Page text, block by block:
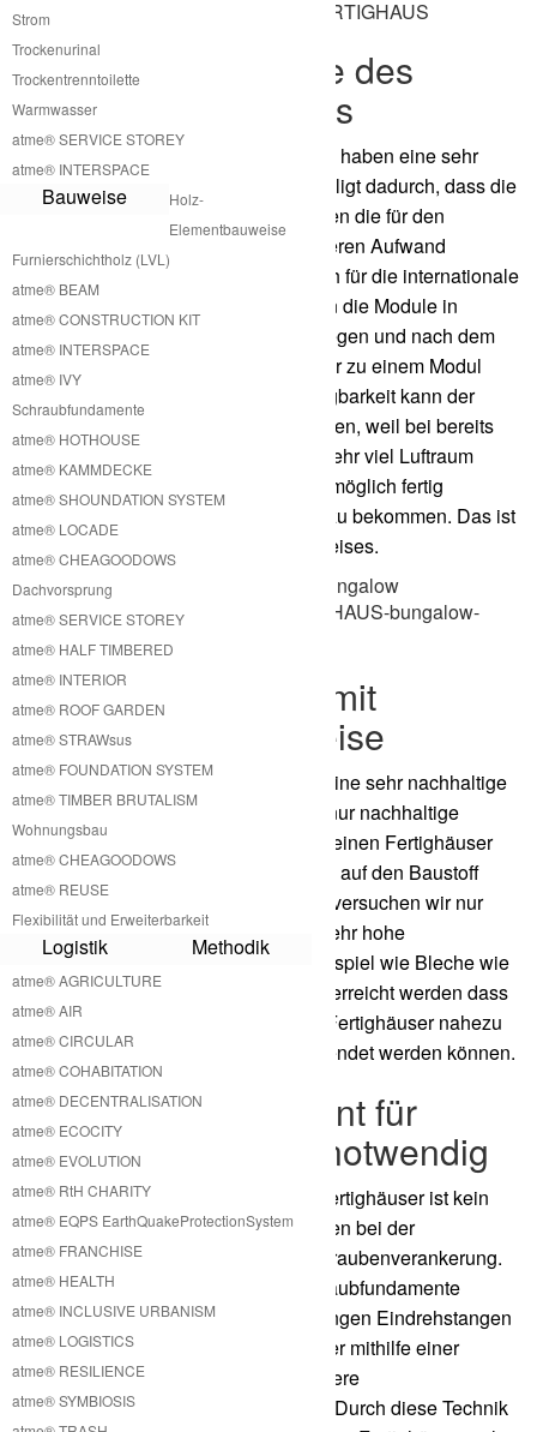
Strom
Trockenurinal
Trockentrenntoilette
Warmwasser
atme® SERVICE STOREY
atme® INTERSPACE
Bauweise
Holz-
Elementbauweise
Furnierschichtholz (LVL)
atme® BEAM
atme® CONSTRUCTION KIT
atme® INTERSPACE
atme® IVY
Schraubfundamente
atme® HOTHOUSE
atme® KAMMDECKE
atme® SHOUNDATION SYSTEM
atme® LOCADE
atme® CHEAGOODOWS
Dachvorsprung
atme® SERVICE STOREY
atme® HALF TIMBERED
atme® INTERIOR
atme® ROOF GARDEN
atme® STRAWsus
atme® FOUNDATION SYSTEM
atme® TIMBER BRUTALISM
Wohnungsbau
atme® CHEAGOODOWS
atme® REUSE
Flexibilität und Erweiterbarkeit
Logistik Methodik
atme® AGRICULTURE
atme® AIR
atme® CIRCULAR
atme® COHABITATION
atme® DECENTRALISATION
atme® ECOCITY
atme® EVOLUTION
atme® RtH CHARITY
atme® EQPS EarthQuakeProtectionSystem
atme® FRANCHISE
atme® HEALTH
atme® INCLUSIVE URBANISM
atme® LOGISTICS
atme® RESILIENCE
atme® SYMBIOSIS
Mobilität der Module des
kleinen Fertighauses
Die Module des kleinen Fertighauses haben eine sehr
hohe Mobilität. Diese wird bewerkstelligt dadurch, dass die
Module nur die maximale Größe haben die für den
normalen Straßenverkehr ohne größeren Aufwand
zulässig ist. Unsere Module sind auch für die internationale
Seefracht angepasst. Dafür kann man die Module in
dementsprechend kleinere Teile zerlegen und nach dem
Transport in dem Seecontainer wieder zu einem Modul
zusammenbauen. Durch diese Zerlegbarkeit kann der
Transport sehr effizient gestaltet werden, weil bei bereits
fertig zusammengebauten Modulen sehr viel Luftraum
transportiert wird. Es ist jedoch auch möglich fertig
zusammengebaute Module geliefert zu bekommen. Das ist
letztendlich immer eine Frage des Preises.
Kleines Fertighaus mit
nachhaltiger Bauweise
Unsere kleinen Fertighäuser haben eine sehr nachhaltige
Bauweise. Das liegt daran, dass wir nur nachhaltige
Baustoffe für die Fertigung unserer kleinen Fertighäuser
verwenden. Wir setzen hauptsächlich auf den Baustoff
Holz und Holzwerkstoffe. Ansonsten versuchen wir nur
Materialien zu verwenden, die eine sehr hohe
Recycelbarkeit nachweisen. Zum Beispiel wie Bleche wie
Aluminium Kupfer etc. dadurch kann erreicht werden dass
nach der Lebenszeit unsere kleinen Fertighäuser nahezu
vollständig recycelt und wieder verwendet werden können.
Kein Betonfundament für
kleines Fertighaus notwendig
Für die Installation unserer kleinen Fertighäuser ist kein
Betonfundament notwendig. Wir setzen bei der
Fundamentierung auf clevere Erdschraubenverankerung.
Diese Erdschrauben oder auch Schraubfundamente
können per Hand mit der Hilfe von langen Eindrehstangen
in den Boden per gedreht werden oder mithilfe einer
kleinen ein Drehmaschine auch größere
Schraubfundamente gesetzt werden. Durch diese Technik